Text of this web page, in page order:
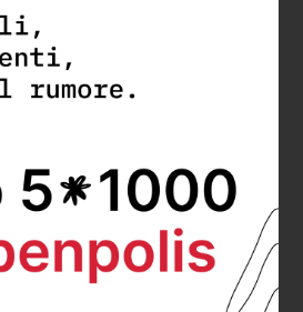
montane e province). Il 10%
(793 milioni).
del fondo opere
beneficiari del fondo per